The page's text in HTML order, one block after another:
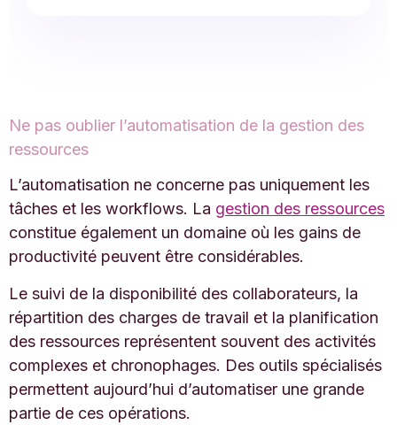
Ne pas oublier l’automatisation de la gestion des
ressources
L’automatisation ne concerne pas uniquement les
tâches et les workflows. La gestion des ressources
constitue également un domaine où les gains de
productivité peuvent être considérables.
Le suivi de la disponibilité des collaborateurs, la
répartition des charges de travail et la planification
des ressources représentent souvent des activités
complexes et chronophages. Des outils spécialisés
permettent aujourd’hui d’automatiser une grande
partie de ces opérations.